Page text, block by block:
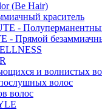
(Be Hair)
краситель
-
Прямой
и волнистых
волос
волос